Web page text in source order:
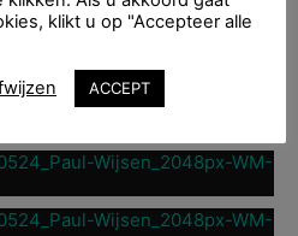
klikt u op "Accepteer alle
ACCEPT